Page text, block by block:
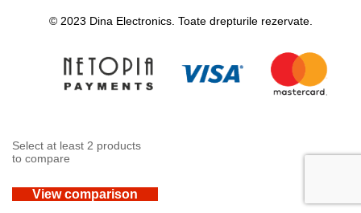
© 2023 Dina Electronics. Toate drepturile rezervate.
Select at least 2 products
to compare
View comparison